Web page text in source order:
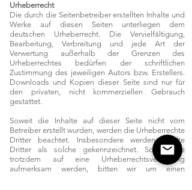
Urheberrecht
Die durch die Seitenbetreiber erstellten Inhalte und
Werke auf diesen Seiten unterliegen dem
deutschen Urheberrecht. Die Vervielfältigung,
Bearbeitung, Verbreitung und jede Art der
Verwertung außerhalb der Grenzen des
Urheberrechtes bedürfen der schriftlichen
Zustimmung des jeweiligen Autors bzw. Erstellers.
Downloads und Kopien dieser Seite sind nur für
den privaten, nicht kommerziellen Gebrauch
gestattet.
Soweit die Inhalte auf dieser Seite nicht vom
Betreiber erstellt wurden, werden die Urheberrechte
Dritter beachtet. Insbesondere werden Inhalte
Dritter als solche gekennzeichnet. Sollten Sie
trotzdem auf eine Urheberrechtsverletzung
aufmerksam werden, bitten wir um einen